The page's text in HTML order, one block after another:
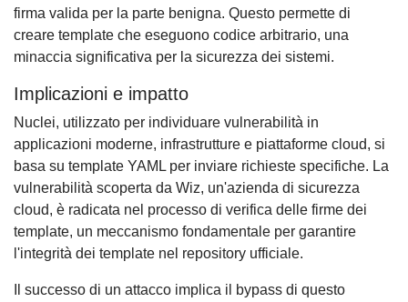
firma valida per la parte benigna. Questo permette di
creare template che eseguono codice arbitrario, una
minaccia significativa per la sicurezza dei sistemi.
Implicazioni e impatto
Nuclei, utilizzato per individuare vulnerabilità in
applicazioni moderne, infrastrutture e piattaforme cloud, si
basa su template YAML per inviare richieste specifiche. La
vulnerabilità scoperta da Wiz, un'azienda di sicurezza
cloud, è radicata nel processo di verifica delle firme dei
template, un meccanismo fondamentale per garantire
l'integrità dei template nel repository ufficiale.
Il successo di un attacco implica il bypass di questo